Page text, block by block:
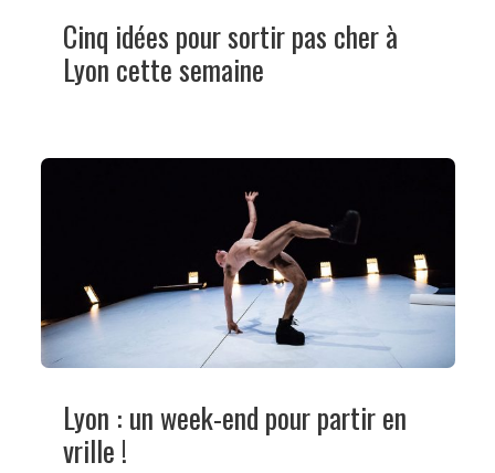
Cinq idées pour sortir pas cher à
Lyon cette semaine
Lyon : un week-end pour partir en
vrille !